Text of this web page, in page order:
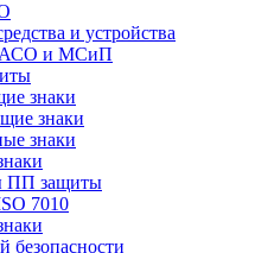
и устройства
АСО и МСиП
знаки
знаки
знаки
ПП защиты
7010
безопасности